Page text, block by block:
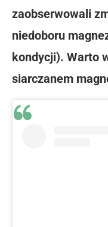
zaobserwowali
niedoboru
kondycji). Warto
siarczanem